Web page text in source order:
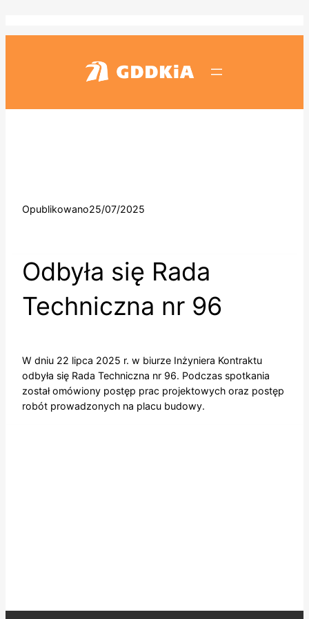
Opublikowano25/07/2025
Odbyła się Rada
Techniczna nr 96
W dniu 22 lipca 2025 r. w biurze Inżyniera Kontraktu
odbyła się Rada Techniczna nr 96. Podczas spotkania
został omówiony postęp prac projektowych oraz postęp
robót prowadzonych na placu budowy.